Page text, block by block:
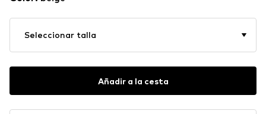
Seleccionar talla
Añadir a la cesta